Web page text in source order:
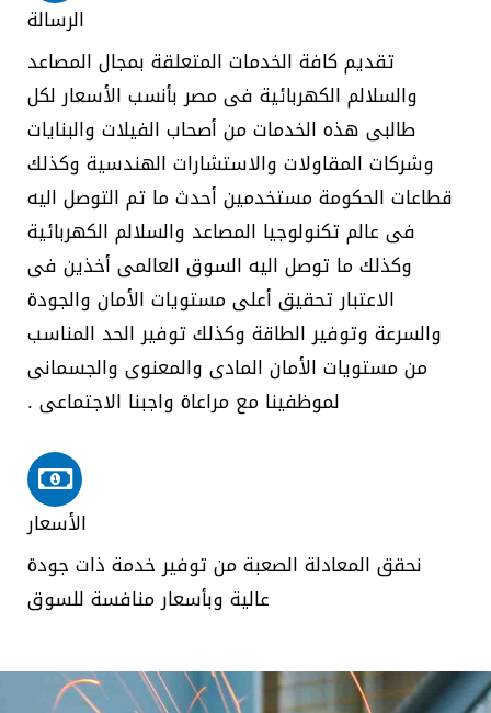
الرسالة
تقديم كافة الخدمات المتعلقة بمجال المصاعد
والسلالم الكهربائية فى مصر بأنسب الأسعار لكل
طالبى هذه الخدمات من أصحاب الفيلات والبنايات
وشركات المقاولات والاستشارات الهندسية وكذلك
قطاعات الحكومة مستخدمين أحدث ما تم التوصل اليه
فى عالم تكنولوجيا المصاعد والسلالم الكهربائية
وكذلك ما توصل اليه السوق العالمى أخذين فى
الاعتبار تحقيق أعلى مستويات الأمان والجودة
والسرعة وتوفير الطاقة وكذلك توفير الحد المناسب
من مستويات الأمان المادى والمعنوى والجسمانى
لموظفينا مع مراعاة واجبنا الاجتماعى .
الأسعار
نحقق المعادلة الصعبة من توفير خدمة ذات جودة
عالية وبأسعار منافسة للسوق